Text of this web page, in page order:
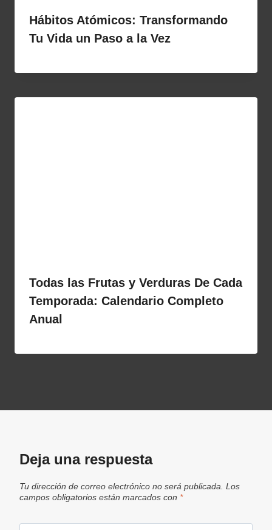
Hábitos Atómicos: Transformando
Tu Vida un Paso a la Vez
Todas las Frutas y Verduras De Cada
Temporada: Calendario Completo
Anual
Deja una respuesta
Tu dirección de correo electrónico no será publicada. Los
campos obligatorios están marcados con *